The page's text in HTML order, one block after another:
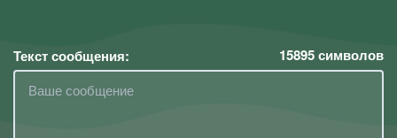
Текст сообщения: 15895символов